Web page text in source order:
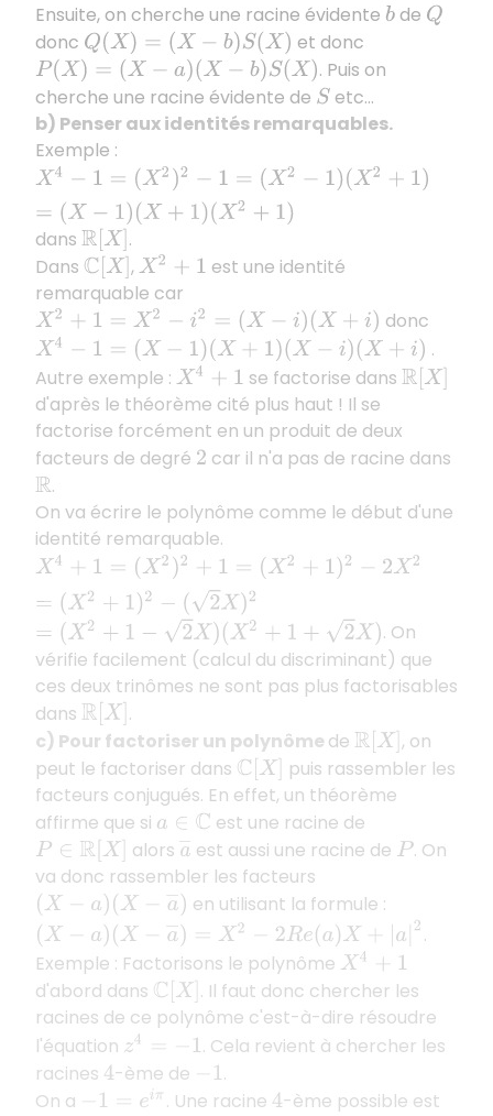
Ensuite, on cherche une racine évidente bde Q
donc Q(X)= (X− b)S (X )
et donc
P(X)= X− a)(X−b)S(X)
. Puis on
cherche une racine évidente de S etc...
b) Penser aux identités remarquables.
Exemple :
X4− 1= (X 2)2 −1=( X2 −1) (X 2+ )=(X −1 (X+1)(X 2+ 1)
dans R[ X] .
Dans C[ X] ,X2+ 1
est une identité
remarquable car
X2+ 1= X2 −i2 =(X −i) (X+ i)
donc
X4− 1= (X −1) (X+1 )( X−i)(X+i)
.
Autre exemple : X4+ 1 se factorise dans R[ X]
d'après le théorème cité plus haut ! Il se
factorise forcément en un produit de deux
facteurs de degré 2 car il n'a pas de racine dans
R .
On va écrire le polynôme comme le début d'une
identité remarquable.
X4+ 1= (X 2) +1=( X2 +1) 2 −2X 2=(X 2+ 1)2− (2 X)2
=( X2+1 2X ) X2 +1+2X)
. On
vérifie facilement (calcul du discriminant) que
ces deux trinômes ne sont pas plus factorisables
dans R[ X] .
c) Pour factoriser un polynômede R[ X] , on
peut le factoriser dans C[ X]
puis rassembler les
facteurs conjugués. En effet, un théorème
affirme que si a ∈C
est une racine de
P∈R X] alors a¯est aussi une racine de P . On
va donc rassembler les facteurs
(X− X−a¯)
en utilisant la formule :
( X− X−a ¯) 2−2 (a) a|2
.
Exemple : Factorisons le polynôme X4+
d'abord dans C[ X] . Il faut donc chercher les
racines de ce polynôme c'est-à-dire résoudre
l'équation z4
. Cela revient à chercher les
racines 4-ème de
.
On a
= . Une racine 4-ème possible est